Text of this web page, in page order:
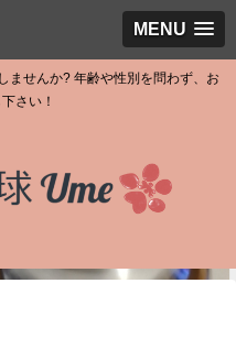
MENU
ませんか? 年齢や性別を問わず、お
さい！